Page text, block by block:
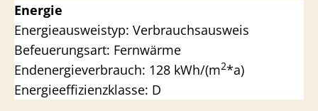
Energie
Energieausweistyp: Verbrauchsausweis
Befeuerungsart: Fernwärme
Endenergieverbrauch: 128 kWh/(m2*a)
Energieeffizienzklasse: D